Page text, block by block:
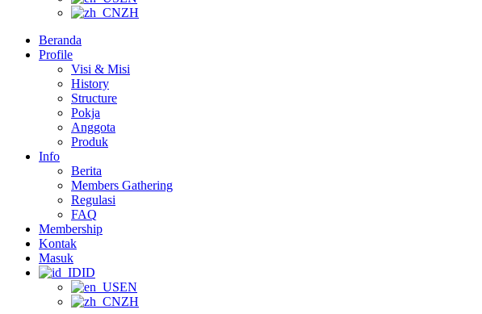
ZH
Beranda
Profile
Visi & Misi
History
Structure
Pokja
Anggota
Produk
Info
Berita
Members Gathering
Regulasi
FAQ
Membership
Kontak
Masuk
ID
EN
ZH